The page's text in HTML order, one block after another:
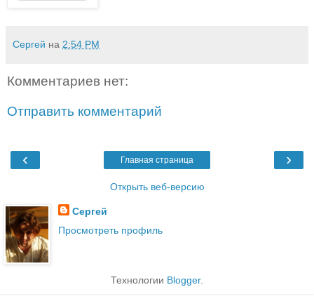
Сергей на 2:54 PM
Комментариев нет:
Отправить комментарий
‹ ›
Главная страница
Открыть веб-версию
Сергей
Просмотреть профиль
Технологии Blogger.